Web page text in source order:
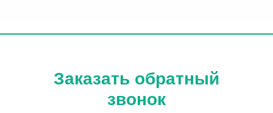
Заказать обратный
звонок